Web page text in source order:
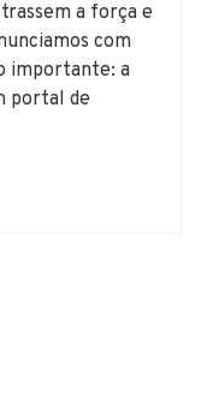
a força e
com
importante: a
portal de